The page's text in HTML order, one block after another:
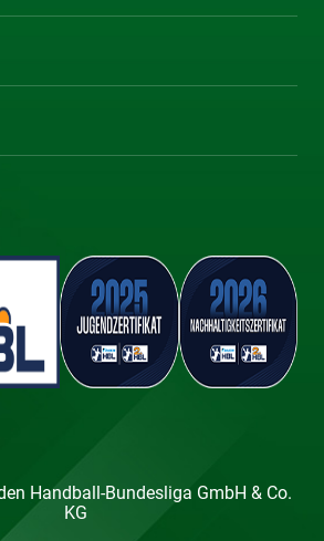
Handball-Bundesliga GmbH & Co.
KG